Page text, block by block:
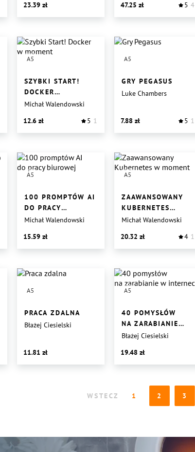
23.39
47.25
5 4
A5
SZYBKI START!
DOCKER
W MOMENT
Michał Walendowski
12.6
5 1
A5
GRY PEGASUS
Luke Chambers
7.88 5 1
A5
100 PROMPTÓW AI
DO PRACY
BIUROWEJ
Michał Walendowski
15.59
A5
ZAAWANSOWANY
KUBERNETES
W MOMENT
Michał Walendowski
20.32
4 1
A5
PRACA ZDALNA
Błażej Ciesielski
11.81
A5
40 POMYSŁÓW
NA ZARABIANIE
W INTERNECIE
Błażej Ciesielski
19.48
WSTECZ 1 2 3